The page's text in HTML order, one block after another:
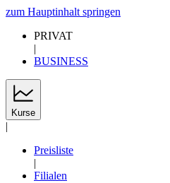
zum Hauptinhalt springen
PRIVAT
|
BUSINESS
Kurse
|
Preisliste
|
Filialen